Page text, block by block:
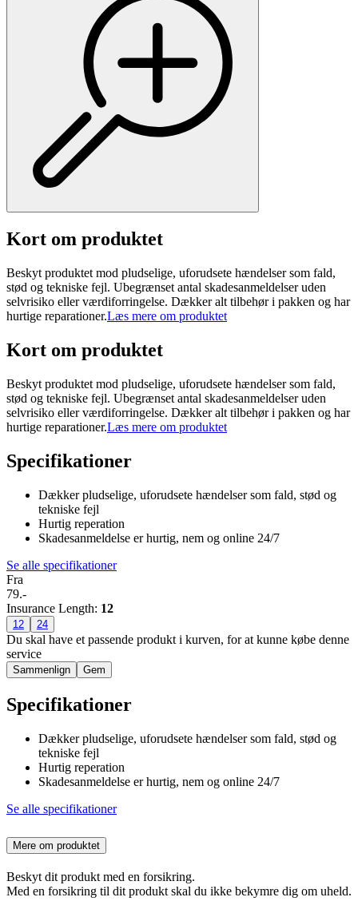
Kort om produktet
Beskyt produktet mod pludselige, uforudsete hændelser som fald,
stød og tekniske fejl. Ubegrænset antal skadesanmeldelser uden
selvrisiko eller værdiforringelse. Dækker alt tilbehør i pakken og har
hurtige reparationer.Læs mere om produktet
Kort om produktet
Beskyt produktet mod pludselige, uforudsete hændelser som fald,
stød og tekniske fejl. Ubegrænset antal skadesanmeldelser uden
selvrisiko eller værdiforringelse. Dækker alt tilbehør i pakken og har
hurtige reparationer.Læs mere om produktet
Specifikationer
Dækker pludselige, uforudsete hændelser som fald, stød og
tekniske fejl
Hurtig reperation
Skadesanmeldelse er hurtig, nem og online 24/7
Se alle specifikationer
Fra
79.-
Insurance Length: 12
12 24
Du skal have et passende produkt i kurven, for at kunne købe denne
service
Sammenlign Gem
Specifikationer
Dækker pludselige, uforudsete hændelser som fald, stød og
tekniske fejl
Hurtig reperation
Skadesanmeldelse er hurtig, nem og online 24/7
Se alle specifikationer
Mere om produktet
Beskyt dit produkt med en forsikring.
Med en forsikring til dit produkt skal du ikke bekymre dig om uheld.